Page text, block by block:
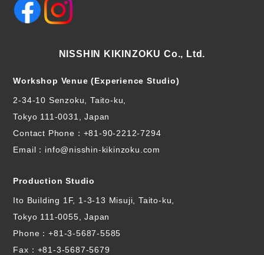
NISSHIN KIKINZOKU Co., Ltd.
Workshop Venue (Experience Studio)
2-34-10 Senzoku, Taito-ku,
Tokyo 111-0031, Japan
Contact Phone： +81-90-2212-7294
Email：info@nisshin-kikinzoku.com
Production Studio
Ito Building 1F, 1-3-13 Misuji, Taito-ku,
Tokyo 111-0055, Japan
Phone：+81-3-5687-5585
Fax：+81-3-5687-5679